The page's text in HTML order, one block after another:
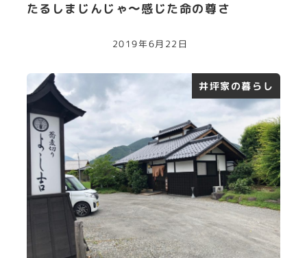
たるしまじんじゃ〜感じた命の尊さ
2019年6月22日
井坪家の暮らし